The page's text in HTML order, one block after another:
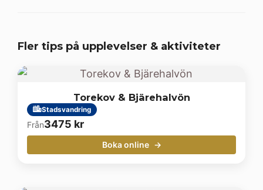
Fler tips på upplevelser & aktiviteter
Torekov & Bjärehalvön
Stadsvandring
Från3475 kr
Boka online